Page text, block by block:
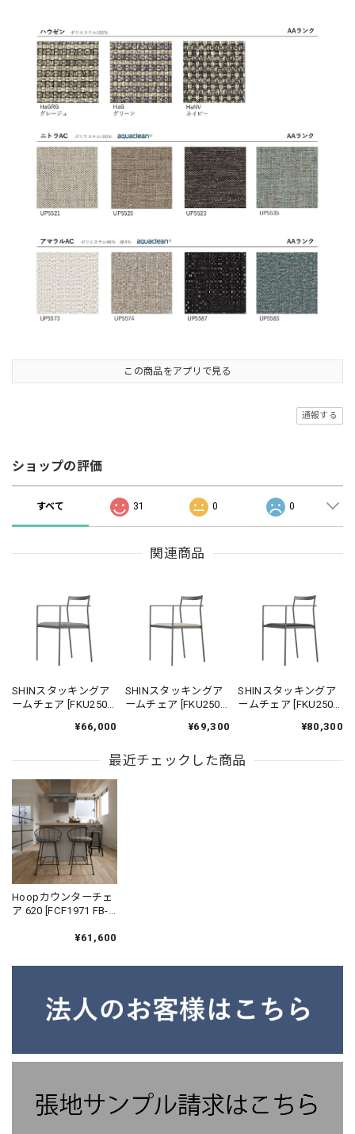
この商品をアプリで見る
通報する
ショップの評価
すべて 31 0 0
関連商品
SHINスタッキングア
ームチェア [FKU2500
ェア スタッキングチ
鉄家具 国産家具
¥66,000
SHINスタッキングア
ームチェア [FKU2500
ダイニングチェア ス
イアンチェア 鉄家具
¥69,300
SHINスタッキングア
ームチェア [FKU2500
ダイニングチェア ス
イアンチェア 鉄家具
¥80,300
最近チェックした商品
Hoopカウンターチェ
ア 620 [FCF1971 FB-
イチェア アイアン カ
家具 国産家具
¥61,600